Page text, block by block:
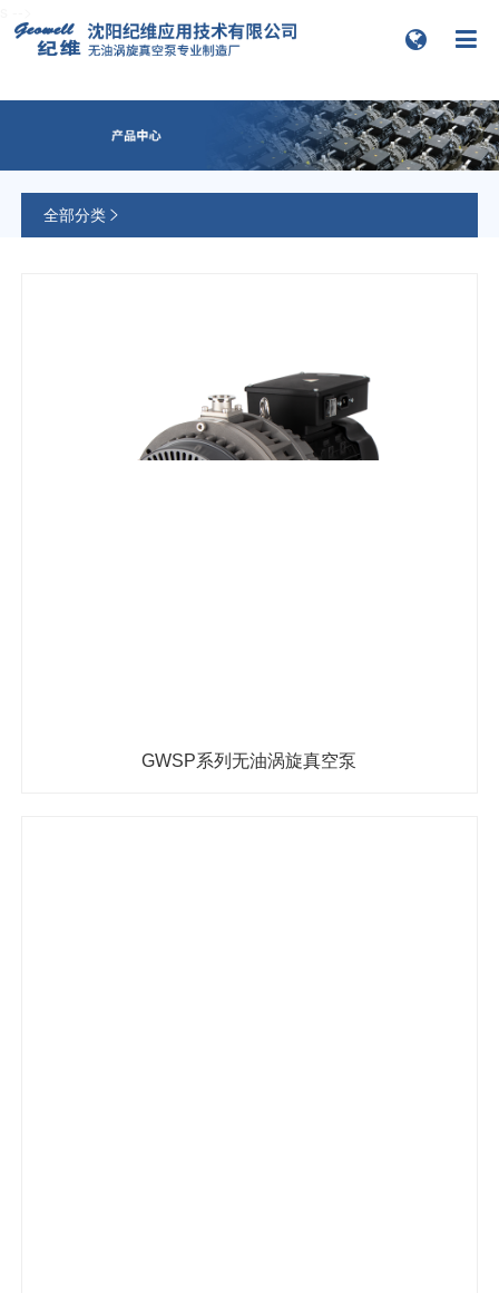

全部分类
GWSP系列无油涡旋真空泵
